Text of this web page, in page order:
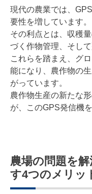
現代の農業では、
要性を増しています。
その利点とは、収穫
づく作物管理、そして
これらを踏まえ、グ
能になり、農作物の
がっています。
農作物生産の新たな
が、このGPS発信機
農場の問題を
す4つのメリッ